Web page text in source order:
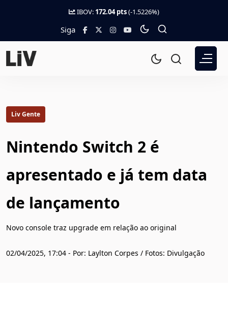
IBOV: 172.04 pts(-1.5226%)
Siga
Liv Gente
Nintendo Switch 2 é
apresentado e já tem data
de lançamento
Novo console traz upgrade em relação ao original
02/04/2025, 17:04 - Por: Laylton Corpes / Fotos: Divulgação